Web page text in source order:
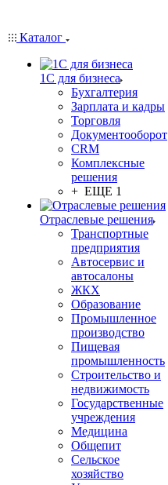
Каталог
1С для бизнеса
Бухгалтерия
Зарплата и кадры
Торговля
Документооборот
CRM
Комплексные
решения
+ ЕЩЕ 1
Отраслевые решения
Транспортные
предприятия
Автосервис и
автосалоны
ЖКХ
Образование
Промышленное
производство
Пищевая
промышленность
Строительство и
недвижимость
Государственные
учреждения
Медицина
Общепит
Сельское
хозяйство